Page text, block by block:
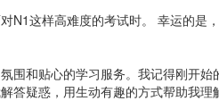
N1这样高难度的考试时。 幸运的是，
围和贴心的学习服务。我记得刚开始
答疑惑，用生动有趣的方式帮助我理